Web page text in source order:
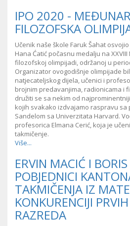
IPO 2020 -
FILOZOFSKA
Učenik naše škole Faruk Šahat
Hana Ćatić počasnu medalju na
filozofskoj olimpijadi, održanoj u
Organizator ovogodišnje olimpijade
natjecateljskog dijela, učenici i
brojnim predavanjima, radionicama i
družiti se sa nekim od
kojih svakako izdvajamo raspravu sa
Sandelom sa Univerzitata Harvard.
profesorica Elmana Cerić, koja je
takmičenje.
Više...
ERVIN MACIĆ I
POBJEDNICI
TAKMIČENJA IZ
KONKURENCIJI
RAZREDA